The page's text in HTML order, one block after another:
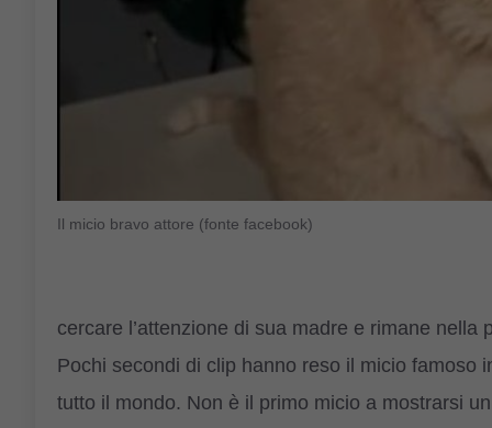
Il micio bravo attore (fonte facebook)
cercare l’attenzione di sua madre e rimane
Pochi secondi di clip hanno reso il micio famoso
tutto il mondo. Non è il primo micio a mostrarsi